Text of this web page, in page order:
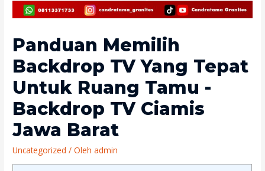
Panduan Memilih
Backdrop TV Yang Tepat
Untuk Ruang Tamu -
Backdrop TV Ciamis
Jawa Barat
Uncategorized / Oleh admin